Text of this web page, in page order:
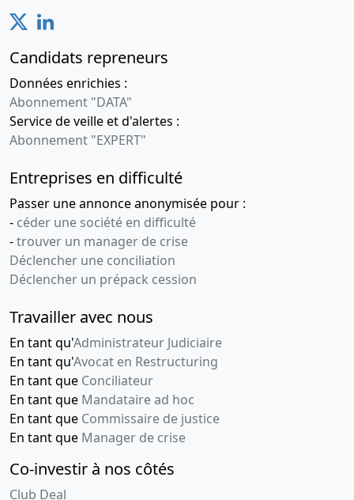
Candidats repreneurs
Données enrichies :
Abonnement "DATA"
Service de veille et d'alertes :
Abonnement "EXPERT"
Entreprises en difficulté
Passer une annonce anonymisée pour :
- céder une société en difficulté
-trouver un manager de crise
Déclencher une conciliation
Déclencher un prépack cession
Travailler avec nous
En tant qu'Administrateur Judiciaire
En tant qu'Avocat en Restructuring
En tant que Conciliateur
En tant que Mandataire ad hoc
En tant que Commissaire de justice
En tant que Manager de crise
Co-investir à nos côtés
Club Deal